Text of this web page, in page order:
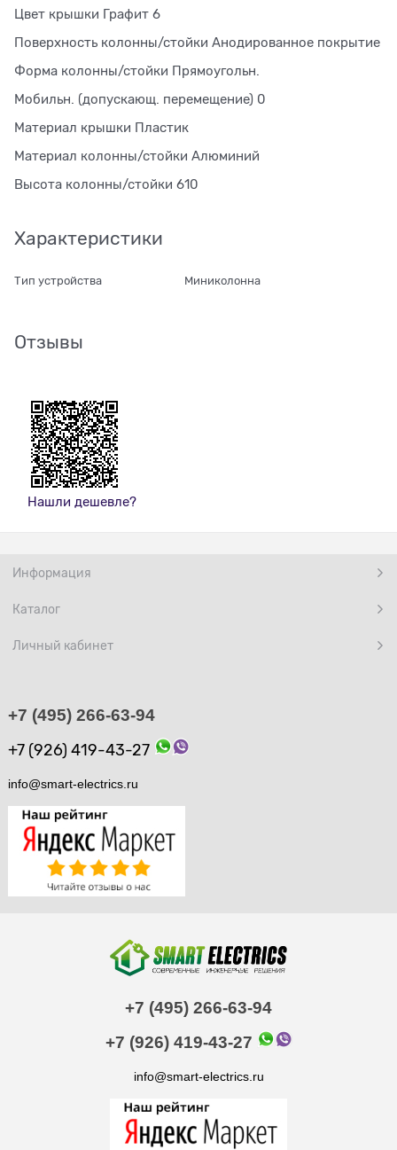
Цвет крышки Графит 6
Поверхность колонны/стойки Анодированное покрытие
Форма колонны/стойки Прямоугольн.
Мобильн. (допускающ. перемещение) 0
Материал крышки Пластик
Материал колонны/стойки Алюминий
Высота колонны/стойки 610
Характеристики
Тип устройства Миниколонна
Отзывы
Нашли дешевле?
Информация
Каталог
Личный кабинет
+7 (495) 266-63-94
+7 (926) 419-43-27
info@smart-electrics.ru
+7 (495) 266-63-94
+7 (926) 419-43-27
info@smart-electrics.ru